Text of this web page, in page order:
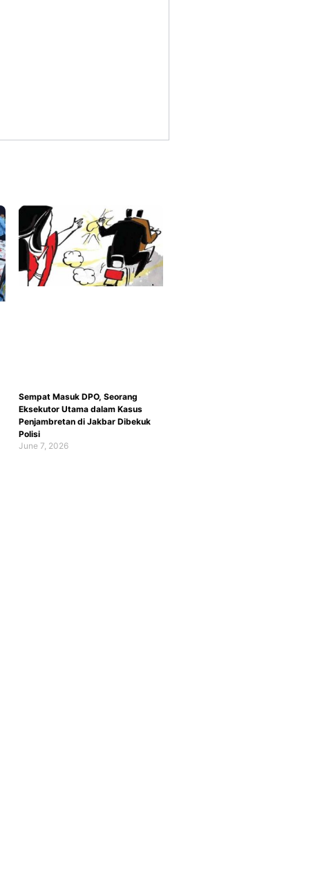
Sempat Masuk DPO, Seorang
Eksekutor Utama dalam Kasus
Penjambretan di Jakbar Dibekuk
Polisi
June 7, 2026